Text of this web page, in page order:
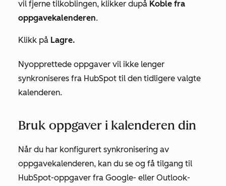
vil fjerne tilkoblingen, klikker dupå Koble fra
oppgavekalenderen.
Klikk på Lagre.
Nyopprettede oppgaver vil ikke lenger
synkroniseres fra HubSpot til den tidligere valgte
kalenderen.
Bruk oppgaver i kalenderen din
Når du har konfigurert synkronisering av
oppgavekalenderen, kan du se og få tilgang til
HubSpot-oppgaver fra Google- eller Outlook-